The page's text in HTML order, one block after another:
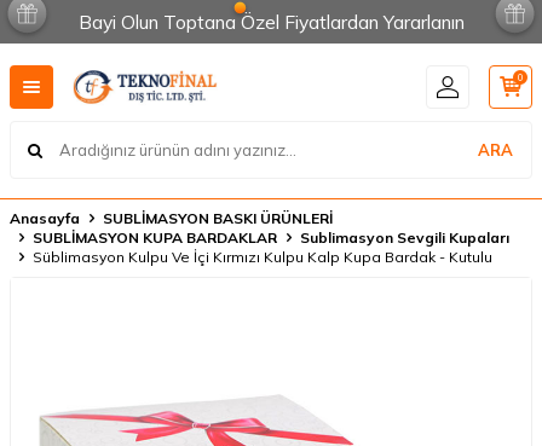
Bayi Olun Toptana Özel Fiyatlardan Yararlanın
ARA
0
Anasayfa
SUBLİMASYON BASKI ÜRÜNLERİ
SUBLİMASYON KUPA BARDAKLAR
Sublimasyon Sevgili Kupaları
Süblimasyon Kulpu Ve İçi Kırmızı Kulpu Kalp Kupa Bardak - Kutulu